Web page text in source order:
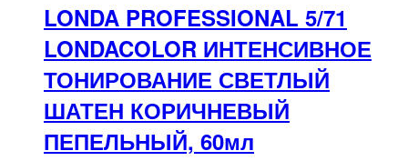
LONDA PROFESSIONAL 5/71
LONDACOLOR ИНТЕНСИВНОЕ
ТОНИРОВАНИЕ СВЕТЛЫЙ
ШАТЕН КОРИЧНЕВЫЙ
ПЕПЕЛЬНЫЙ, 60мл